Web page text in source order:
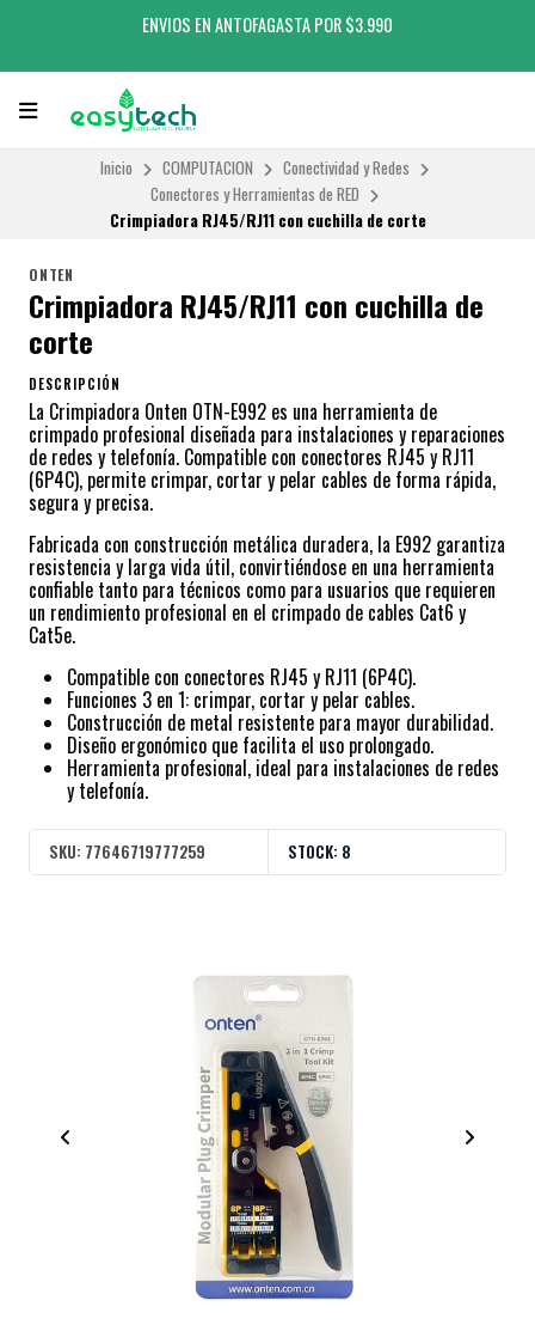
ENVIOS EN ANTOFAGASTA POR $3.990
Inicio COMPUTACION
Conectividad y Redes
Conectores y Herramientas de RED
Crimpiadora RJ45/RJ11 con cuchilla de corte
ONTEN
Crimpiadora RJ45/RJ11 con cuchilla de
corte
DESCRIPCIÓN
La Crimpiadora Onten OTN-E992 es una herramienta de
crimpado profesional diseñada para instalaciones y reparaciones
de redes y telefonía. Compatible con conectores RJ45 y RJ11
(6P4C), permite crimpar, cortar y pelar cables de forma rápida,
segura y precisa.
Fabricada con construcción metálica duradera, la E992 garantiza
resistencia y larga vida útil, convirtiéndose en una herramienta
confiable tanto para técnicos como para usuarios que requieren
un rendimiento profesional en el crimpado de cables Cat6 y
Cat5e.
Compatible con conectores RJ45 y RJ11 (6P4C).
Funciones 3 en 1: crimpar, cortar y pelar cables.
Construcción de metal resistente para mayor durabilidad.
Diseño ergonómico que facilita el uso prolongado.
Herramienta profesional, ideal para instalaciones de redes
y telefonía.
SKU: 77646719777259 STOCK: 8